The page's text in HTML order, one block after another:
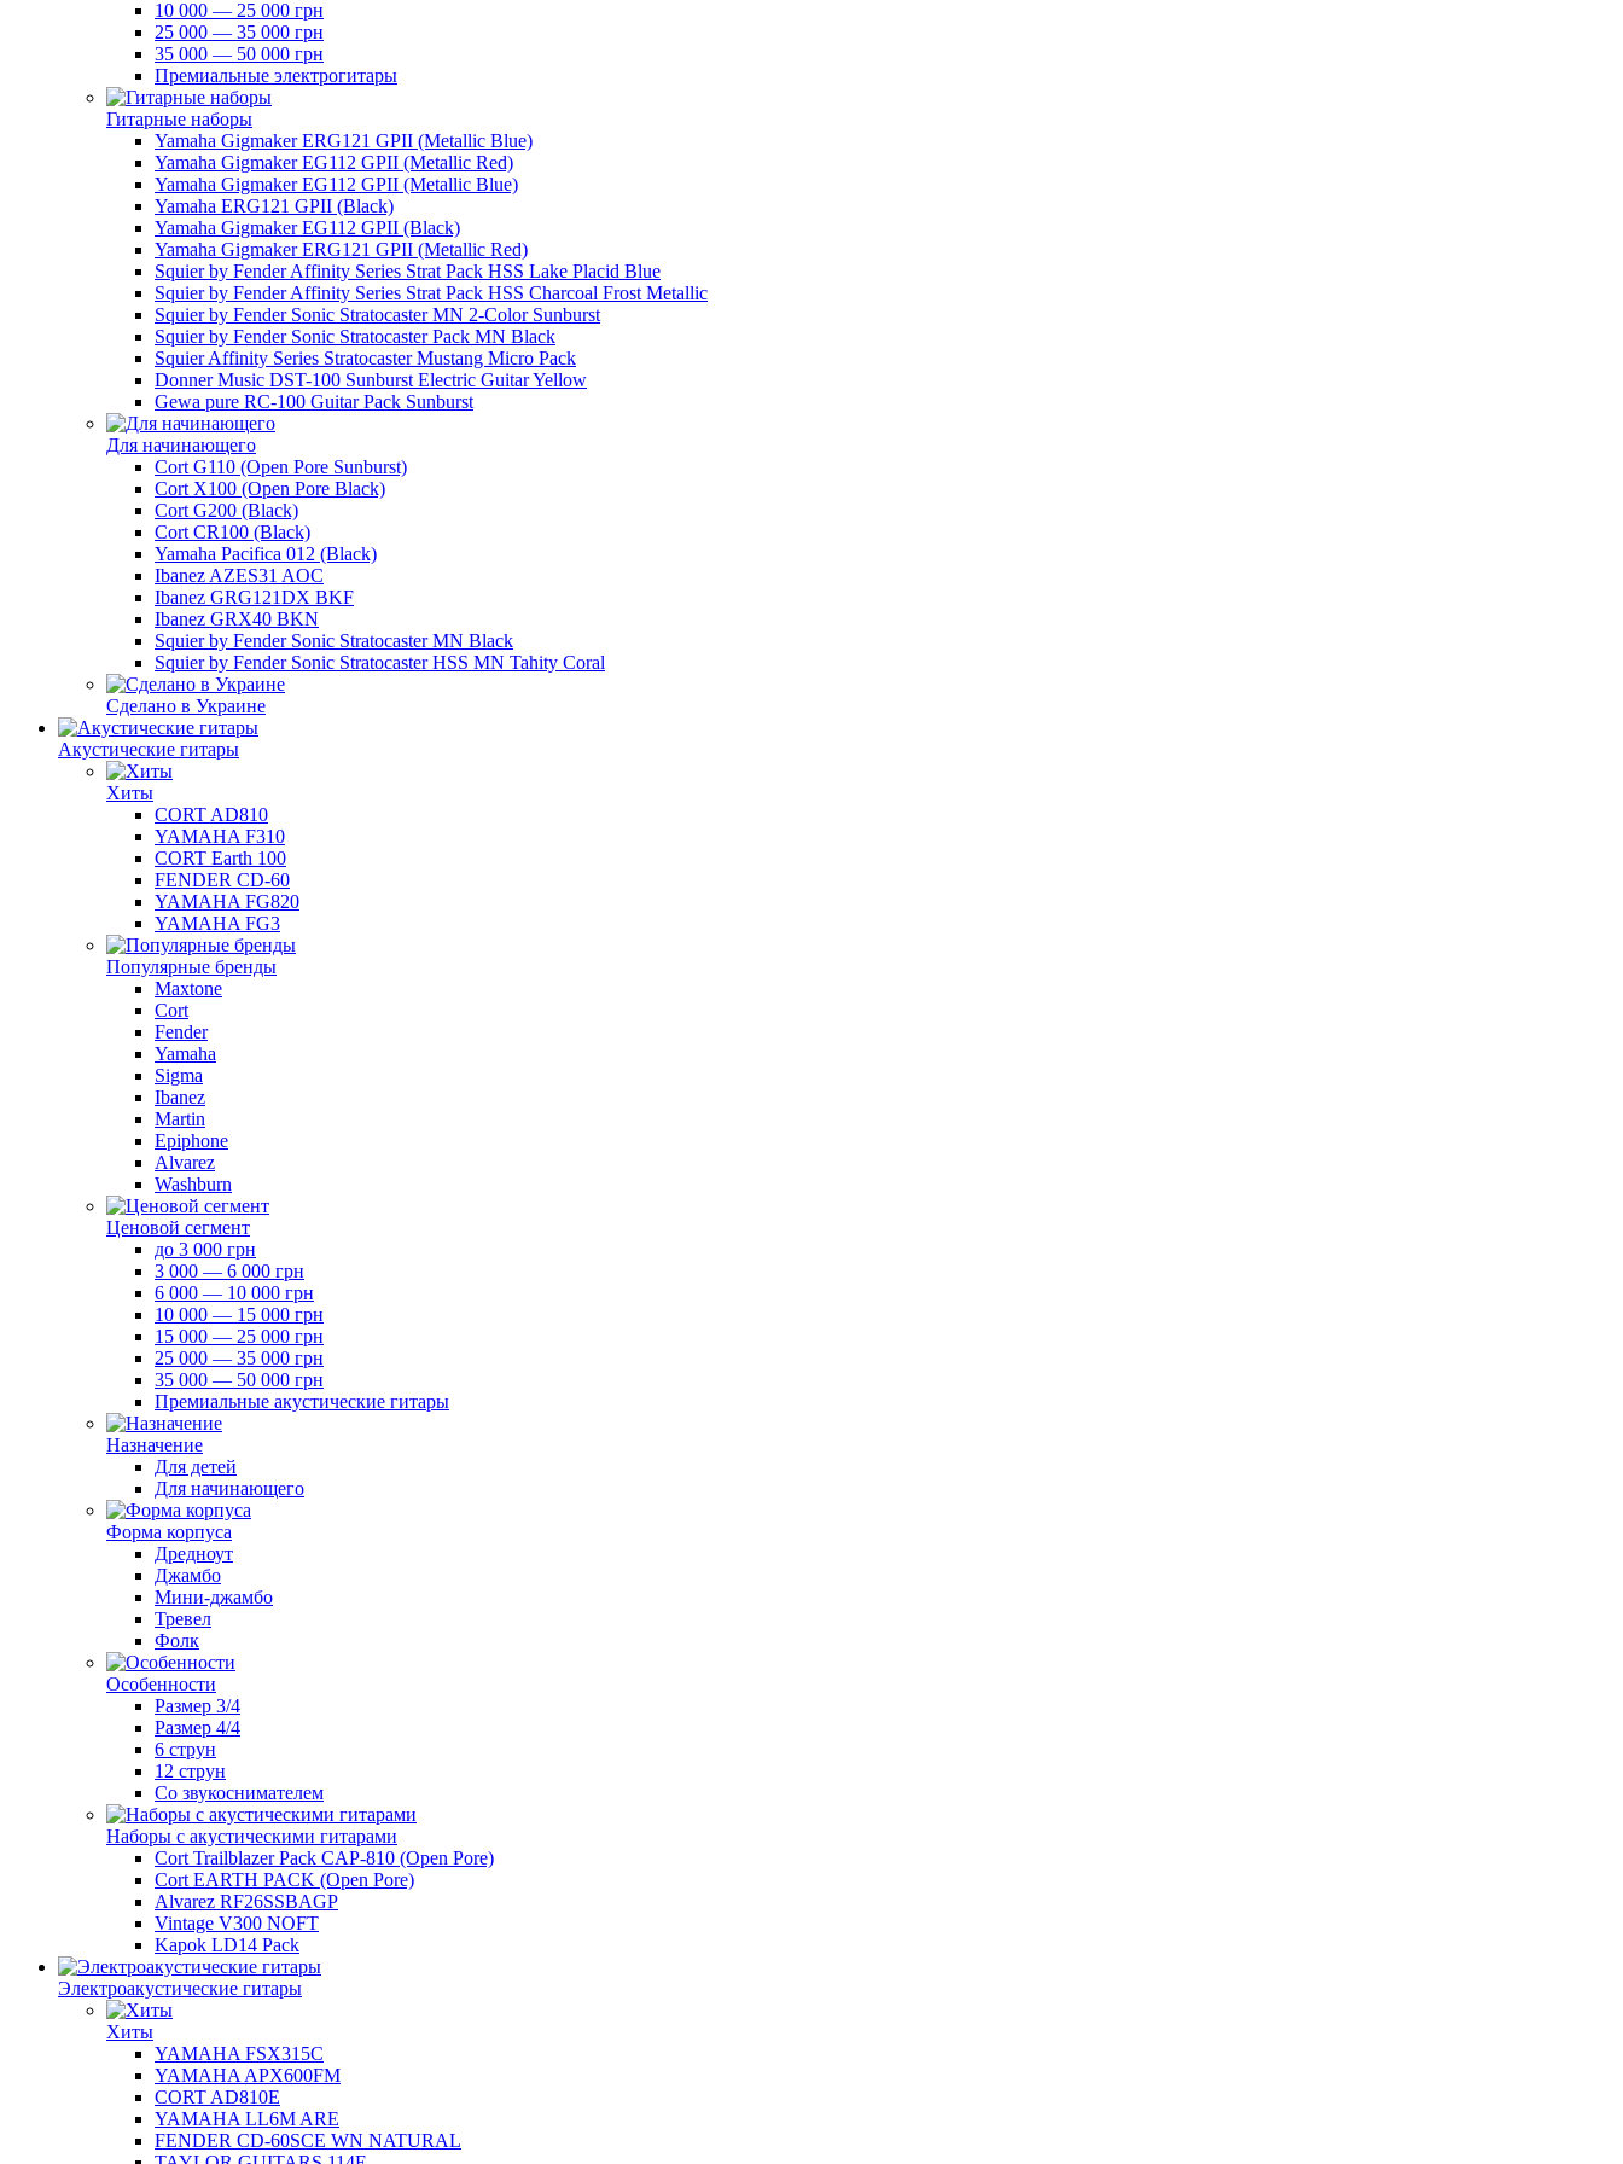
10 000 — 25 000 грн
25 000 — 35 000 грн
35 000 — 50 000 грн
Премиальные электрогитары
Гитарные наборы
Yamaha Gigmaker ERG121 GPII (Metallic Blue)
Yamaha Gigmaker EG112 GPII (Metallic Red)
Yamaha Gigmaker EG112 GPII (Metallic Blue)
Yamaha ERG121 GPII (Black)
Yamaha Gigmaker EG112 GPII (Black)
Yamaha Gigmaker ERG121 GPII (Metallic Red)
Squier by Fender Affinity Series Strat Pack HSS Lake Placid Blue
Squier by Fender Affinity Series Strat Pack HSS Charcoal Frost Metallic
Squier by Fender Sonic Stratocaster MN 2-Color Sunburst
Squier by Fender Sonic Stratocaster Pack MN Black
Squier Affinity Series Stratocaster Mustang Micro Pack
Donner Music DST-100 Sunburst Electric Guitar Yellow
Gewa pure RC-100 Guitar Pack Sunburst
Для начинающего
Cort G110 (Open Pore Sunburst)
Cort X100 (Open Pore Black)
Cort G200 (Black)
Cort CR100 (Black)
Yamaha Pacifica 012 (Black)
Ibanez AZES31 AOC
Ibanez GRG121DX BKF
Ibanez GRX40 BKN
Squier by Fender Sonic Stratocaster MN Black
Squier by Fender Sonic Stratocaster HSS MN Tahity Coral
Сделано в Украине
Акустические гитары
Хиты
CORT AD810
YAMAHA F310
CORT Earth 100
FENDER CD-60
YAMAHA FG820
YAMAHA FG3
Популярные бренды
Maxtone
Cort
Fender
Yamaha
Sigma
Ibanez
Martin
Epiphone
Alvarez
Washburn
Ценовой сегмент
до 3 000 грн
3 000 — 6 000 грн
6 000 — 10 000 грн
10 000 — 15 000 грн
15 000 — 25 000 грн
25 000 — 35 000 грн
35 000 — 50 000 грн
Премиальные акустические гитары
Назначение
Для детей
Для начинающего
Форма корпуса
Дредноут
Джамбо
Мини-джамбо
Тревел
Фолк
Особенности
Размер 3/4
Размер 4/4
6 струн
12 струн
Со звукоснимателем
Наборы с акустическими гитарами
Cort Trailblazer Pack CAP-810 (Open Pore)
Cort EARTH PACK (Open Pore)
Alvarez RF26SSBAGP
Vintage V300 NOFT
Kapok LD14 Pack
Электроакустические гитары
Хиты
YAMAHA FSX315C
YAMAHA APX600FM
CORT AD810E
YAMAHA LL6M ARE
FENDER CD-60SCE WN NATURAL